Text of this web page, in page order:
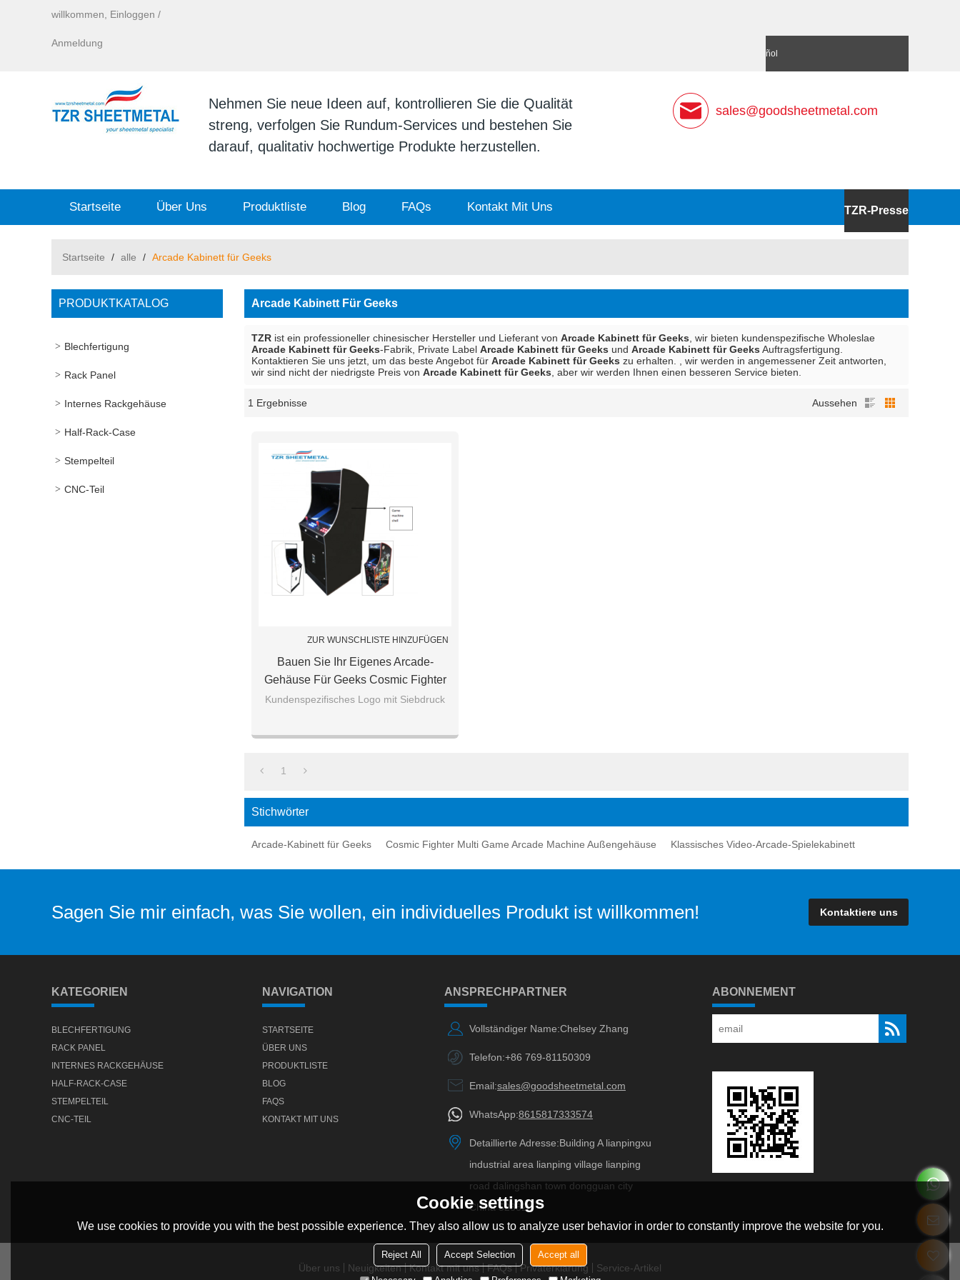
willkommen, Einloggen /
Anmeldung
Español
Nehmen Sie neue Ideen auf, kontrollieren Sie die Qualität
streng, verfolgen Sie Rundum-Services und bestehen Sie
darauf, qualitativ hochwertige Produkte herzustellen.
sales@goodsheetmetal.com
Startseite Über Uns Produktliste Blog FAQs Kontakt Mit Uns TZR-Presse
Startseite / alle / Arcade Kabinett für Geeks
PRODUKTKATALOG
Blechfertigung
Rack Panel
Internes Rackgehäuse
Half-Rack-Case
Stempelteil
CNC-Teil
Arcade Kabinett Für Geeks
TZR ist ein professioneller chinesischer Hersteller und Lieferant von Arcade Kabinett für Geeks , wir bieten kundenspezifische Wholeslae
Arcade Kabinett für Geeks-Fabrik, Private Label Arcade Kabinett für Geeks und Arcade Kabinett für Geeks Auftragsfertigung.
Kontaktieren Sie uns jetzt, um das beste Angebot für Arcade Kabinett für Geeks zu erhalten. , wir werden in angemessener Zeit antworten,
wir sind nicht der niedrigste Preis von Arcade Kabinett für Geeks , aber wir werden Ihnen einen besseren Service bieten.
1 Ergebnisse Aussehen
ZUR WUNSCHLISTE HINZUFÜGEN
Bauen Sie Ihr Eigenes Arcade-
Gehäuse Für Geeks Cosmic Fighter
Multi-Game Arcade Machine-
Kundenspezifisches Logo mit Siebdruck
1
Stichwörter
Arcade-Kabinett für Geeks Cosmic Fighter Multi Game Arcade Machine Außengehäuse Klassisches Video-Arcade-Spielekabinett
Sagen Sie mir einfach, was Sie wollen, ein individuelles Produkt ist willkommen! Kontaktiere uns
KATEGORIEN
BLECHFERTIGUNG
RACK PANEL
INTERNES RACKGEHÄUSE
HALF-RACK-CASE
STEMPELTEIL
CNC-TEIL
NAVIGATION
STARTSEITE
ÜBER UNS
PRODUKTLISTE
BLOG
FAQS
KONTAKT MIT UNS
ANSPRECHPARTNER
Vollständiger Name:Chelsey Zhang
Telefon:+86 769-81150309
Email:sales@goodsheetmetal.com
WhatsApp:8615817333574
Detaillierte Adresse:Building A lianpingxu
industrial area lianping village lianping
road dalingshan town dongguan city
China 523820
ABONNEMENT
Über uns Neuigkeiten Kontakt mit uns FAQs Privaterklärung Service-Artikel
Cookie settings
We use cookies to provide you with the best possible experience. They also allow us to analyze user behavior in order to constantly improve the website for you.
Reject All Accept Selection Accept all